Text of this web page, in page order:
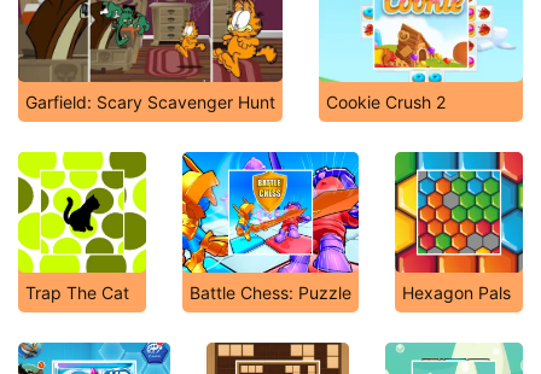
Garfield: Scary Scavenger Hunt Cookie Crush 2
Trap The Cat Battle Chess: Puzzle Hexagon Pals